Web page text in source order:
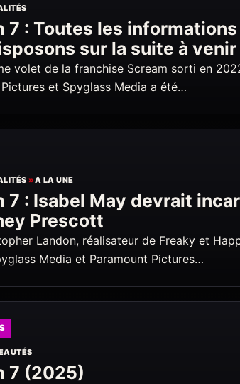
7 : Toutes les
sur la suite à venir
volet de la franchise Scream sorti en
et Spyglass Media a été…
»A LA UNE
7 : Isabel May devrait
Prescott
Landon, réalisateur de Freaky et
Media et Paramount Pictures…
7 (2025)